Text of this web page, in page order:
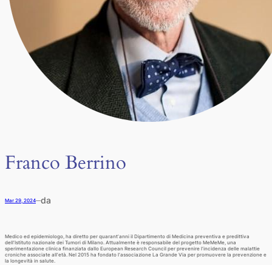
Franco Berrino
Mar 29, 2024—da
Medico ed epidemiologo, ha diretto per quarant’anni il Dipartimento di Medicina preventiva e predittiva
dell’Istituto nazionale dei Tumori di Milano. Attualmente è responsabile del progetto MeMeMe, una
sperimentazione clinica finanziata dallo European Research Council per prevenire l’incidenza delle malattie
croniche associate all’età. Nel 2015 ha fondato l’associazione La Grande Via per promuovere la prevenzione e
la longevità in salute.